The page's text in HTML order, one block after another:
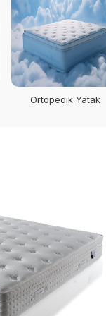
Ortopedik Yatak